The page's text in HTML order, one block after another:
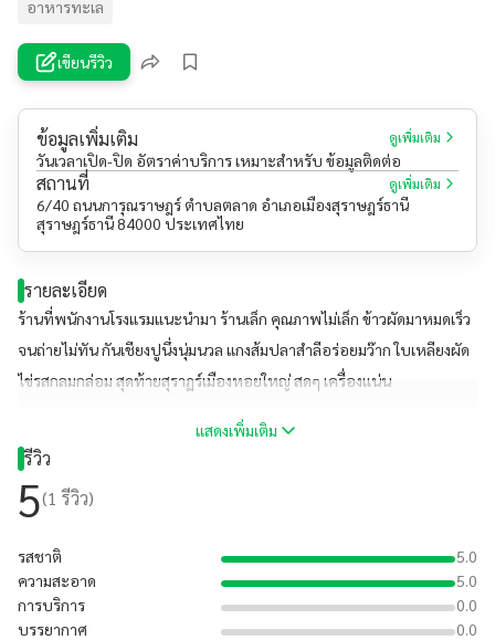
อาหารทะเล
เขียนรีวิว
ข้อมูลเพิ่มเติม ดูเพิ่มเติม
วันเวลาเปิด-ปิด อัตราค่าบริการ เหมาะสำหรับ ข้อมูลติดต่อ
สถานที่ ดูเพิ่มเติม
6/40 ถนนการุณราษฎร์ ตำบลตลาด อำเภอเมืองสุราษฎร์ธานี
สุราษฎร์ธานี 84000 ประเทศไทย
รายละเอียด
ร้านที่พนักงานโรงแรมแนะนำมา ร้านเล็ก คุณภาพไม่เล็ก ข้าวผัดมาหมดเร็ว
จนถ่ายไม่ทัน กันเชียงปูนึ่งนุ่มนวล แกงส้มปลาสำลีอร่อยมว๊าก ใบเหลียงผัด
ไข่รสกลมกล่อม สุดท้ายสุราฏร์เมืองหอยใหญ่ สดๆ เครื่องแน่น
แสดงเพิ่มเติม
รีวิว
5(1 รีวิว)
รสชาติ
5.0
ความสะอาด
5.0
การบริการ
0.0
บรรยากาศ
0.0